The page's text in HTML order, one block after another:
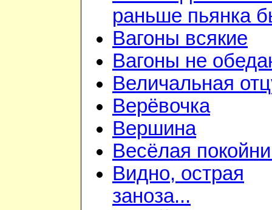
раньше пьянка
Вагоны всякие
Вагоны не
Величальная
Верёвочка
Вершина
Весёлая
Видно, острая
заноза...